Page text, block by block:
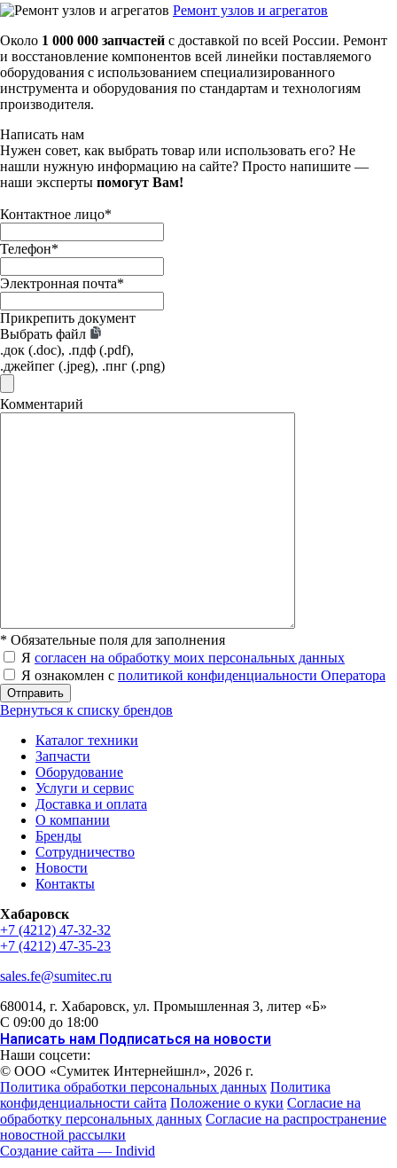
Ремонт узлов и агрегатов
Около 1 000 000 запчастей с доставкой по всей России. Ремонт
и восстановление компонентов всей линейки поставляемого
оборудования с использованием специализированного
инструмента и оборудования по стандартам и технологиям
производителя.
Написать нам
Нужен совет, как выбрать товар или использовать его? Не
нашли нужную информацию на сайте? Просто напишите —
наши эксперты помогут Вам!
Контактное лицо*
Телефон*
Электронная почта*
Прикрепить документ
Выбрать файл
.док (.doc), .пдф (.pdf),
.джейпег (.jpeg), .пнг (.png)
Комментарий
* Обязательные поля для заполнения
Я согласен на обработку моих персональных данных
Я ознакомлен с политикой конфиденциальности Оператора
Отправить
Вернуться к списку брендов
Каталог техники
Запчасти
Оборудование
Услуги и сервис
Доставка и оплата
О компании
Бренды
Сотрудничество
Новости
Контакты
Хабаровск
+7 (4212) 47-32-32
+7 (4212) 47-35-23
sales.fe@sumitec.ru
680014, г. Хабаровск, ул. Промышленная 3, литер «Б»
С 09:00 до 18:00
Написать нам Подписаться на новости
Наши соцсети:
© ООО «Сумитек Интернейшнл», 2026 г.
Политика обработки персональных данных Политика
конфиденциальности сайта Положение о куки Согласие на
обработку персональных данных Согласие на распространение
новостной рассылки
Создание сайта — Individ